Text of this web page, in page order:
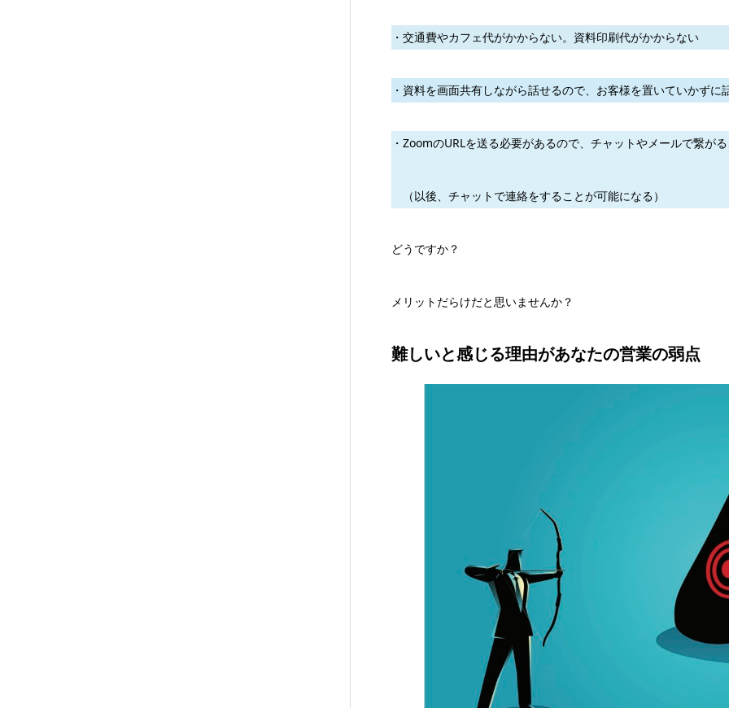
・交通費やカフェ代がかからない。資料印刷代がかからない
・資料を画面共有しながら話せるので、お客様を置いていかずに
・ZoomのURLを送る必要があるので、チャットやメールで繋がる
（以後、チャットで連絡をすることが可能になる）
どうですか？
メリットだらけだと思いませんか？
難しいと感じる理由があなたの営業の弱点